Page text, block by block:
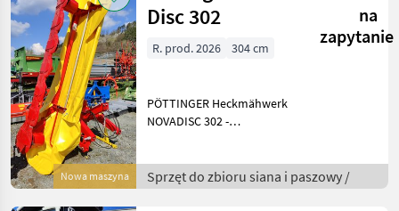
Nowa maszyna
Disc 302
na
zapytanie
R. prod. 2026 304 cm
PÖTTINGER Heckmähwerk
NOVADISC 302 -
Klingenschnellwechsel -
304cm Arbeitsbreite -
Sprzęt do zbioru siana i paszowy /